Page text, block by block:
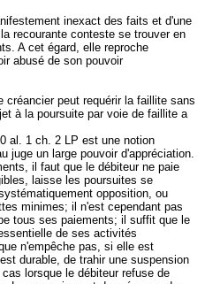
inexact des faits et d'une
recourante conteste se trouver en
A cet égard, elle reproche
abusé de son pouvoir
créancier peut requérir la faillite sans
à la poursuite par voie de faillite a
al. 1 ch. 2 LP est une notion
juge un large pouvoir d'appréciation.
il faut que le débiteur ne paie
laisse les poursuites se
opposition, ou
minimes; il n'est cependant pas
tous ses paiements; il suffit que le
de ses activités
n'empêche pas, si elle est
durable, de trahir une suspension
lorsque le débiteur refuse de